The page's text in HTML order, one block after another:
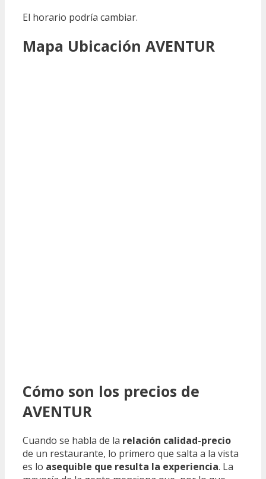
El horario podría cambiar.
Mapa Ubicación AVENTUR
Cómo son los precios de
AVENTUR
Cuando se habla de la relación calidad-precio
de un restaurante, lo primero que salta a la vista
es lo asequible que resulta la experiencia. La